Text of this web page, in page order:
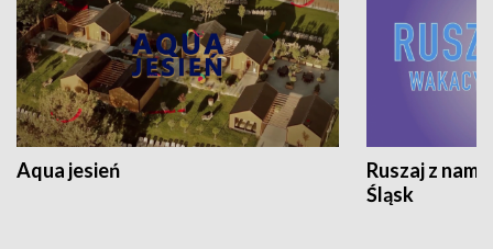
Aqua jesień
Ruszaj z
Śląsk